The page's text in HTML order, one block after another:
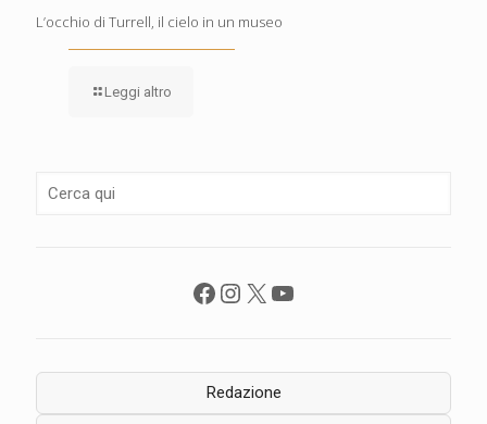
L’occhio di Turrell, il cielo in un museo
Leggi altro
Facebook
Instagram
X YouTube
Redazione